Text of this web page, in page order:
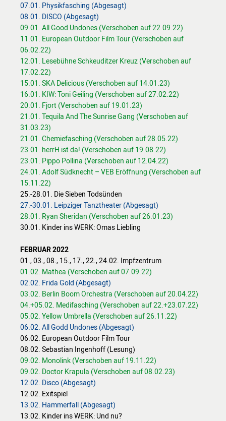
WERKSTÄTTEN /
KURSE
WERKSTÄTTEN &
KURSE
PROJEKTE
BILDUNGSPAKET
VEREIN
CHRONIK
JOBS
MIETER:INNEN
FÖRDERER /
PARTNER
SPENDEN
MITGLIED
WERDEN
VERMIETUNG
RÄUME
IMAGEFILM
3D-RUNDGANG
PRESSE
NEWSLETTER
07.01. Physikfasching (Abgesagt)
08.01. DISCO (Abgesagt)
09.01. All Good Undones (Verschoben auf 22.09.22)
11.01. European Outdoor Film Tour (Verschoben auf
06.02.22)
12.01. Lesebühne Schkeuditzer Kreuz (Verschoben auf
17.02.22)
15.01. SKA Delicious (Verschoben auf 14.01.23)
16.01. KIW: Toni Geiling (Verschoben auf 27.02.22)
20.01. Fjort (Verschoben auf 19.01.23)
21.01. Tequila And The Sunrise Gang (Verschoben auf
31.03.23)
21.01. Chemiefasching (Verschoben auf 28.05.22)
23.01. herrH ist da! (Verschoben auf 19.08.22)
23.01. Pippo Pollina (Verschoben auf 12.04.22)
24.01. Adolf Südknecht – VEB Eröffnung (Verschoben auf
15.11.22)
25.-28.01. Die Sieben Todsünden
27.-30.01. Leipziger Tanztheater (Abgesagt)
28.01. Ryan Sheridan (Verschoben auf 26.01.23)
30.01. Kinder ins WERK: Omas Liebling
FEBRUAR 2022
01., 03., 08., 15., 17., 22., 24.02. Impfzentrum
01.02. Mathea (Verschoben auf 07.09.22)
02.02. Frida Gold (Abgesagt)
03.02. Berlin Boom Orchestra (Verschoben auf 20.04.22)
04.+05.02. Medifasching (Verschoben auf 22.+23.07.22)
05.02. Yellow Umbrella (Verschoben auf 26.11.22)
06.02. All Godd Undones (Abgesagt)
06.02. European Outdoor Film Tour
08.02. Sebastian Ingenhoff (Lesung)
09.02. Monolink (Verschoben auf 19.11.22)
09.02. Doctor Krapula (Verschoben auf 08.02.23)
12.02. Disco (Abgesagt)
12.02. Exitspiel
13.02. Hammerfall (Abgesagt)
13.02. Kinder ins WERK: Und nu?